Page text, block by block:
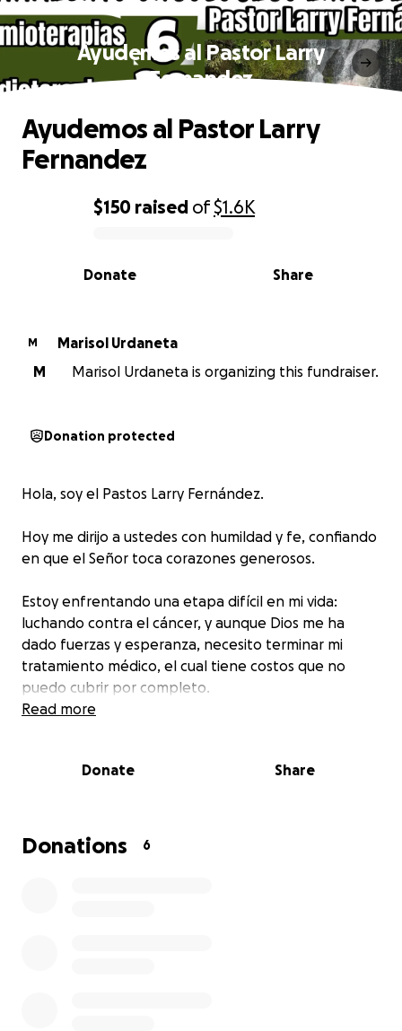
Ayudemos al Pastor Larry
Fernandez
0% complete
$150 raised of$1.6K
Share
Donate
Ayudemos al Pastor Larry
Fernandez
M
Marisol Urdaneta
M
Marisol Urdaneta is organizing this fundraiser.
Donation protected
Hola, soy el Pastos Larry Fernández.
Hoy me dirijo a ustedes con humildad y fe, confiando
en que el Señor toca corazones generosos.
Estoy enfrentando una etapa difícil en mi vida:
luchando contra el cáncer, y aunque Dios me ha
dado fuerzas y esperanza, necesito terminar mi
tratamiento médico, el cual tiene costos que no
puedo cubrir por completo.
cumplirán la ley de Cristo. — Gálatas 6:2
tristeza, ni por necesidad, por que Dios ama al dador
Read more
Donate Share
Donations 6